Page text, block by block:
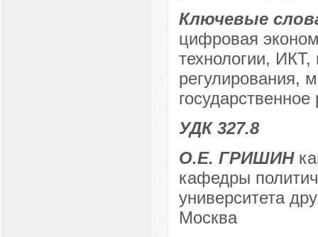
Ключевые
цифровая
технологии, ИКТ,
регулирования,
УДК 327.8
О.Е. ГРИШИН
кафедры
университета
Москва